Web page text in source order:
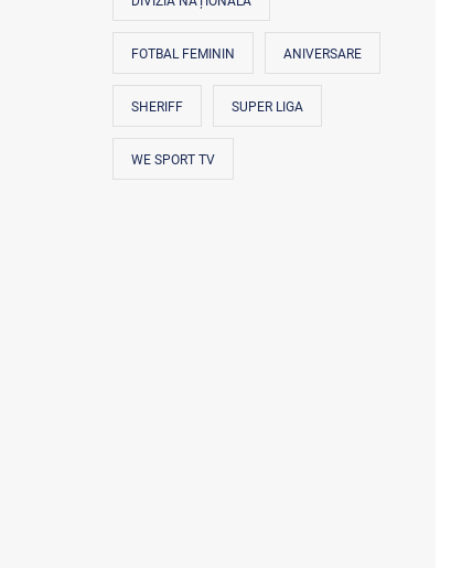
FOTBAL FEMININ ANIVERSARE
SHERIFF SUPER LIGA
WE SPORT TV